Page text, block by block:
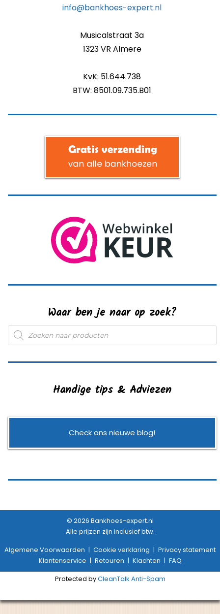
info@bankhoes-expert.nl
Musicalstraat 3a
1323 VR Almere
KvK: 51.644.738
BTW: 8501.09.735.B01
Waar ben je naar op zoek?
Producten
zoeken
Handige tips & Adviezen
Check ons nieuwe blog!
© 2026 Bankhoes-expert.nl
Alle prijzen zijn inclusief btw.
Algemene Voorwaarden | Cookie verklaring | Privacy statement
Klantenservice | Retouren | Klachten | FAQ
Protected byCleanTalk Anti-Spam